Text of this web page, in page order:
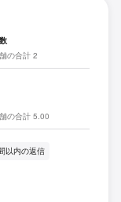
の合計 2
の合計 5.00
以内の返信